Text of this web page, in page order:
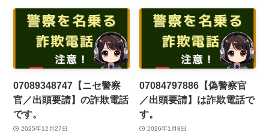
07089348747【ニセ警察
官／出頭要請】の詐欺電話
です。
2025年12月27日
07084797886【偽警察官
／出頭要請】は詐欺電話で
す。
2026年1月8日